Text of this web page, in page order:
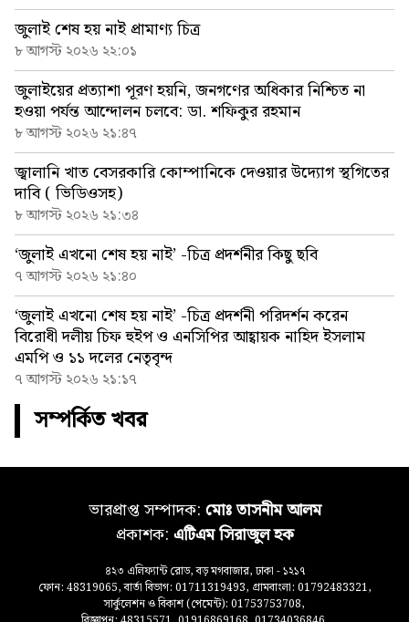
জুলাই শেষ হয় নাই প্রামাণ্য চিত্র
৮ আগস্ট ২০২৬ ২২:০১
জুলাইয়ের প্রত্যাশা পূরণ হয়নি, জনগণের অধিকার নিশ্চিত না
হওয়া পর্যন্ত আন্দোলন চলবে: ডা. শফিকুর রহমান
৮ আগস্ট ২০২৬ ২১:৪৭
জ্বালানি খাত বেসরকারি কোম্পানিকে দেওয়ার উদ্যোগ স্থগিতের
দাবি ( ভিডিওসহ)
৮ আগস্ট ২০২৬ ২১:৩৪
‘জুলাই এখনো শেষ হয় নাই’ -চিত্র প্রদর্শনীর কিছু ছবি
৭ আগস্ট ২০২৬ ২১:৪০
‘জুলাই এখনো শেষ হয় নাই’ -চিত্র প্রদর্শনী পরিদর্শন করেন
বিরোধী দলীয় চিফ হুইপ ও এনসিপির আহ্বায়ক নাহিদ ইসলাম
এমপি ও ১১ দলের নেতৃবৃন্দ
৭ আগস্ট ২০২৬ ২১:১৭
সম্পর্কিত খবর
ভারপ্রাপ্ত সম্পাদক: মোঃ তাসনীম আলম
প্রকাশক: এটিএম সিরাজুল হক
৪২৩ এলিফ্যান্ট রোড, বড় মগবাজার, ঢাকা - ১২১৭
ফোন: 48319065, বার্তা বিভাগ: 01711319493, গ্রামবাংলা: 01792483321,
সার্কুলেশন ও বিকাশ (পেমেন্ট): 01753753708,